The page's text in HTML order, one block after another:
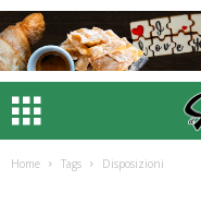
Home Tags Disposizioni